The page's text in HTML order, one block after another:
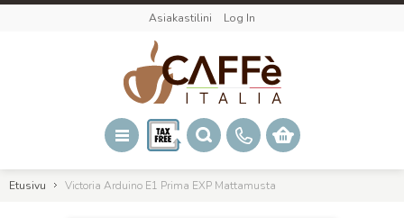
Asiakastilini Log In
Etusivu Victoria Arduino E1 Prima EXP Mattamusta